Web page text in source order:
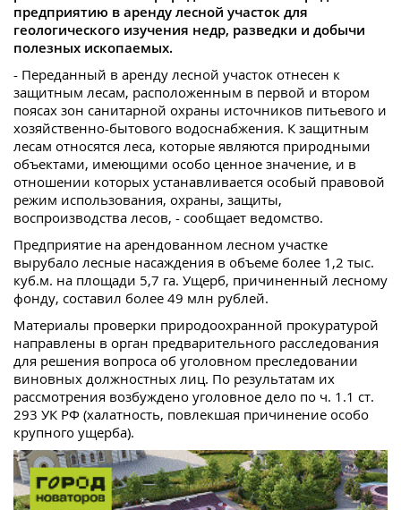
предприятию в аренду лесной участок для
геологического изучения недр, разведки и добычи
полезных ископаемых.
- Переданный в аренду лесной участок отнесен к
защитным лесам, расположенным в первой и втором
поясах зон санитарной охраны источников питьевого и
хозяйственно-бытового водоснабжения. К защитным
лесам относятся леса, которые являются природными
объектами, имеющими особо ценное значение, и в
отношении которых устанавливается особый правовой
режим использования, охраны, защиты,
воспроизводства лесов, - сообщает ведомство.
Предприятие на арендованном лесном участке
вырубало лесные насаждения в объеме более 1,2 тыс.
куб.м. на площади 5,7 га. Ущерб, причиненный лесному
фонду, составил более 49 млн рублей.
Материалы проверки природоохранной прокуратурой
направлены в орган предварительного расследования
для решения вопроса об уголовном преследовании
виновных должностных лиц. По результатам их
рассмотрения возбуждено уголовное дело по ч. 1.1 ст.
293 УК РФ (халатность, повлекшая причинение особо
крупного ущерба).